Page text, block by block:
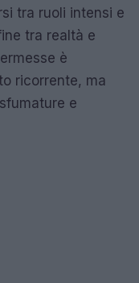
tra ruoli intensi e
tra realtà e
è
ricorrente, ma
e